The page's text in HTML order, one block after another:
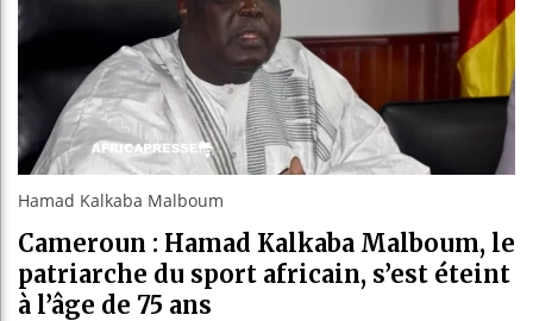
Ceuta : Rabat
Hamad Kalkaba Malboum
Cameroun : Hamad Kalkaba Malboum, le
patriarche du sport africain, s’est éteint
à l’âge de 75 ans